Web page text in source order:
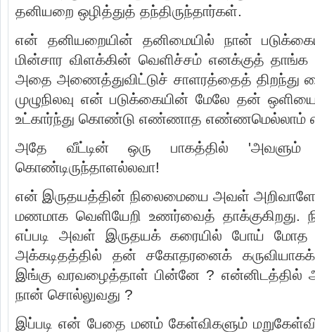
தனியறை ஒழித்துத் தந்திருந்தார்கள்.
என் தனியறையின் தனிமையில் நான்
மின்சார விளக்கின் வெளிச்சம் எனக்குத் தாங்க
அதை அணைத்துவிட்டுச் சாளரத்தைத்
முழுநிலவு என் படுக்கையின் மேலே தன்
உட்கார்ந்து கொண்டு எண்ணாத
அதே வீட்டின் ஒரு பாகத்தில் 'அவளும்
கொண்டிருந்தாளல்லவா!
என் இருதயத்தின் நிலைமையை அவள் அறிவாளோ
மணமாக வெளியேறி உணர்வைத் தாக்குகிறது.
எப்படி அவள் இருதயக் கரையில் போய் மோத
அக்கடிதத்தில் தன் சகோதரனைக்
இங்கு வரவழைத்தாள் பின்னே ? என்னிடத்தில்
நான் சொல்லுவது ?
இப்படி என் பேதை மனம் கேள்விகளும்